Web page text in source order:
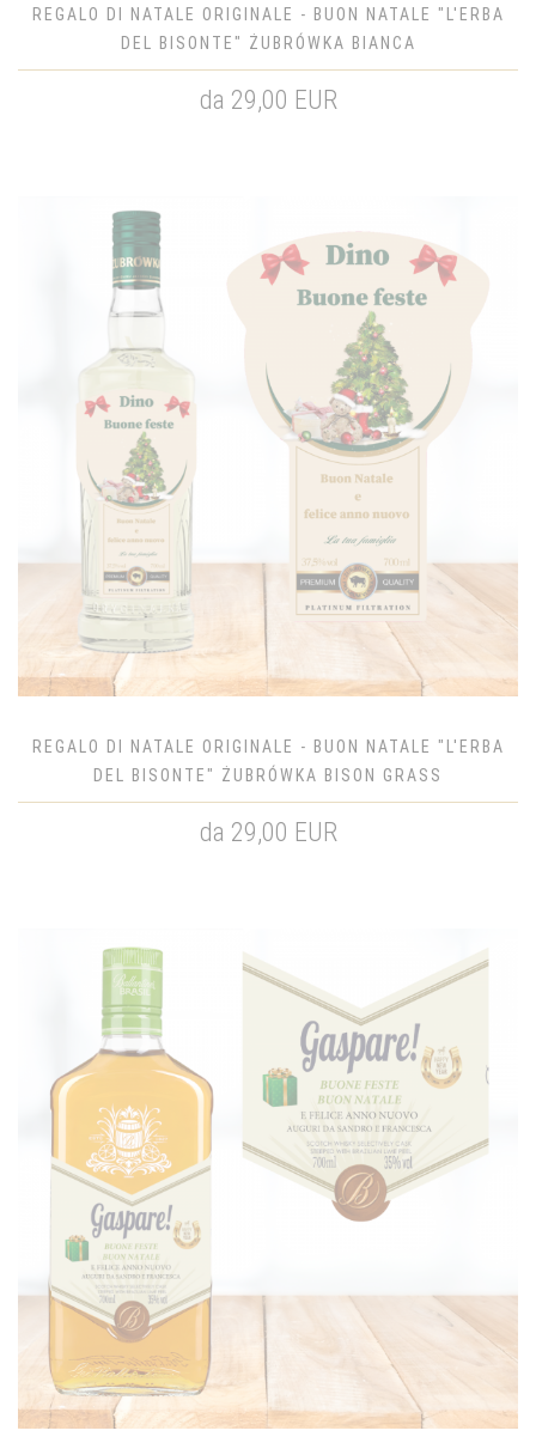
REGALO DI NATALE ORIGINALE - BUON NATALE "L'ERBA
DEL BISONTE" ŻUBRÓWKA BIANCA
da 29,00 EUR
REGALO DI NATALE ORIGINALE - BUON NATALE "L'ERBA
DEL BISONTE" ŻUBRÓWKA BISON GRASS
da 29,00 EUR